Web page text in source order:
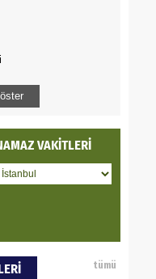
VAKİTLERİ
tümü